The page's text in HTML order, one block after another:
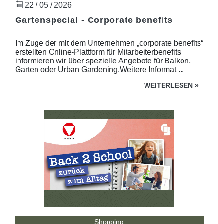
22 / 05 / 2026
Gartenspecial - Corporate benefits
Im Zuge der mit dem Unternehmen „corporate benefits“
erstellten Online-Plattform für Mitarbeiterbenefits
informieren wir über spezielle Angebote für Balkon,
Garten oder Urban Gardening.Weitere Informat ...
WEITERLESEN »
Shopping